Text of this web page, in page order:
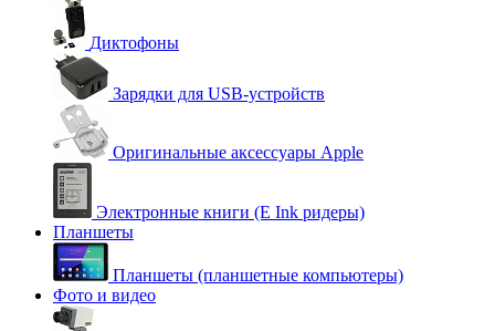
Диктофоны
Зарядки для USB-устройств
Оригинальные аксессуары Apple
Электронные книги (E Ink ридеры)
Планшеты
Планшеты (планшетные компьютеры)
Фото и видео